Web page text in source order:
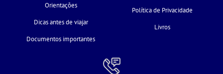
Orientações
Dicas antes de viajar
Documentos importantes
Política de Privacidade
Livros